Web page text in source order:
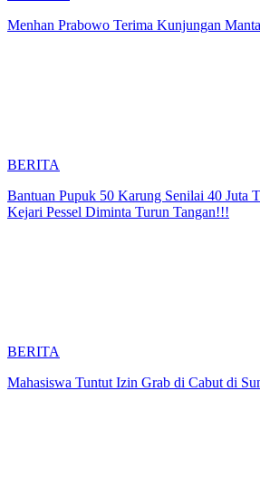
Menhan Prabowo Terima Kunjungan
BERITA
Bantuan Pupuk 50 Karung Senilai 40 Juta
Kejari Pessel Diminta Turun Tangan!!!
BERITA
Mahasiswa Tuntut Izin Grab di Cabut di